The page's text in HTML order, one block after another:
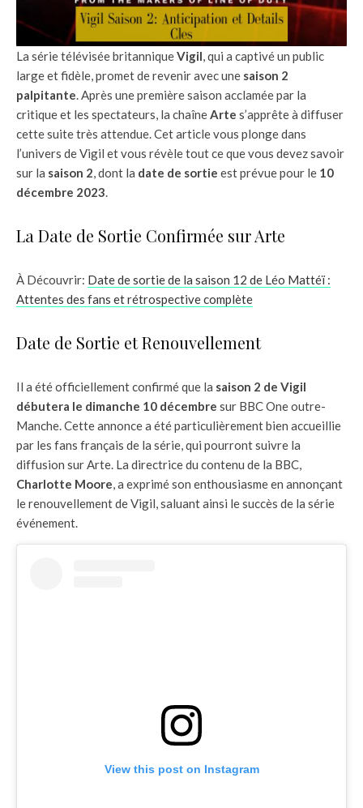
La série télévisée britanniqueVigil, qui a captivé un public
large et fidèle, promet de revenir avec une saison 2
palpitante. Après une première saison acclamée par la
critique et les spectateurs, la chaîneArte s’apprête à diffuser
cette suite très attendue. Cet article vous plonge dans
l’univers de Vigil et vous révèle tout ce que vous devez savoir
sur la saison 2, dont la date de sortie est prévue pour le 10
décembre 2023.
La Date de Sortie Confirmée sur Arte
À Découvrir: Date de sortie de la saison 12 de Léo Mattéï :
Attentes des fans et rétrospective complète
Date de Sortie et Renouvellement
Il a été officiellement confirmé que la saison 2 de Vigil
débutera le dimanche 10 décembre sur BBC One outre-
Manche. Cette annonce a été particulièrement bien accueillie
par les fans français de la série, qui pourront suivre la
diffusion sur Arte. La directrice du contenu de la BBC,
Charlotte Moore, a exprimé son enthousiasme en annonçant
le renouvellement de Vigil, saluant ainsi le succès de la série
événement.
View this post on Instagram